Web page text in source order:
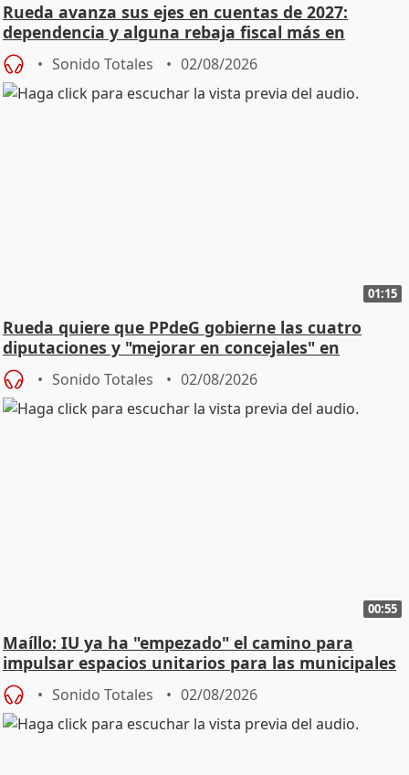
Rueda avanza sus ejes en cuentas de 2027:
dependencia y alguna rebaja fiscal más en
vivienda
Sonido Totales 02/08/2026
01:15
Rueda quiere que PPdeG gobierne las cuatro
diputaciones y "mejorar en concejales" en
ciudades
Sonido Totales 02/08/2026
00:55
Maíllo: IU ya ha "empezado" el camino para
impulsar espacios unitarios para las municipales
Sonido Totales 02/08/2026